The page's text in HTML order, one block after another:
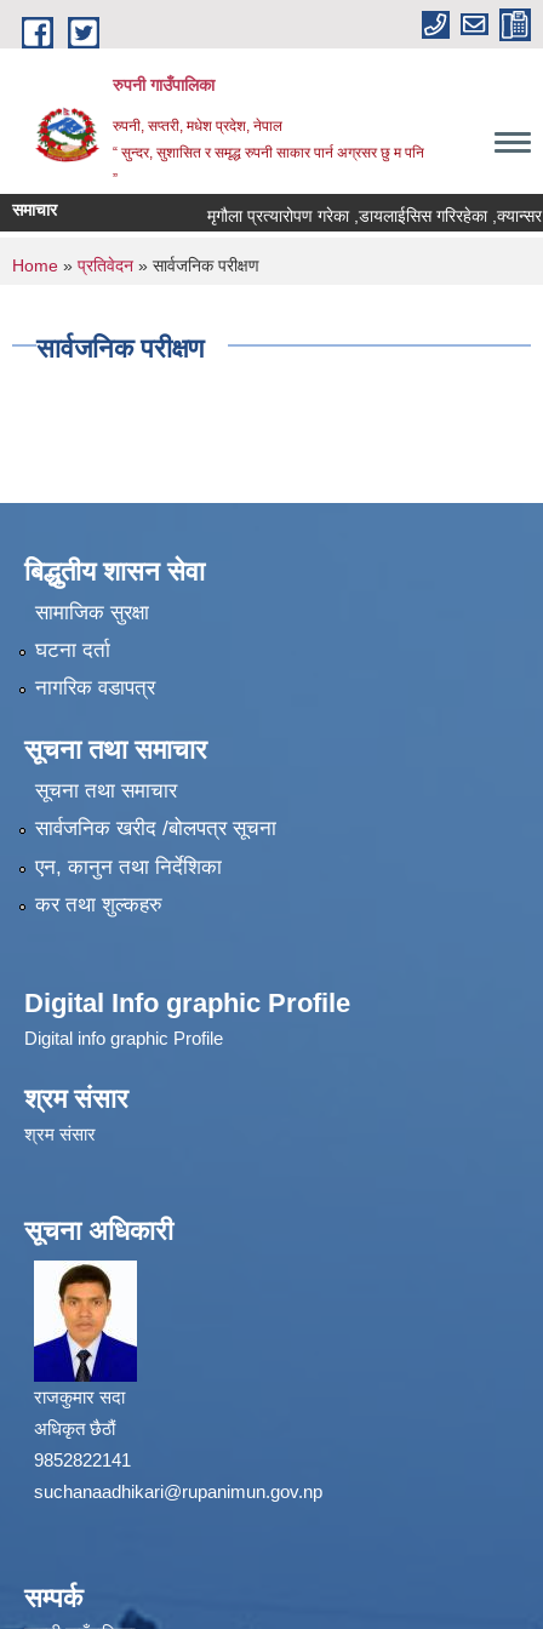
Skip to main content
रुपनी गाउँपालिका
रुपनी, सप्तरी, मधेश प्रदेश, नेपाल
“ सुन्दर, सुशासित र समृद्ध रुपनी साकार पार्न अग्रसर छु म पनि
”
समाचार मृगौला प्रत्यारोपण गरेका ,डायलाईसिस गरिरहेका
You are here
Home » प्रतिवेदन » सार्वजनिक परीक्षण
सार्वजनिक परीक्षण
बिद्धुतीय शासन सेवा
सामाजिक सुरक्षा
घटना दर्ता
नागरिक वडापत्र
सूचना तथा समाचार
सूचना तथा समाचार
सार्वजनिक खरीद /बोलपत्र सूचना
एन, कानुन तथा निर्देशिका
कर तथा शुल्कहरु
Digital Info graphic Profile
Digital info graphic Profile
श्रम संसार
श्रम संसार
सूचना अधिकारी
राजकुमार सदा
अधिकृत छैठौं
9852822141
suchanaadhikari@rupanimun.gov.np
सम्पर्क